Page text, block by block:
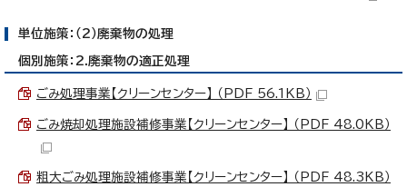
単位施策：（2）廃棄物の処理
個別施策：2.廃棄物の適正処理
ごみ処理事業【クリーンセンター】 （PDF 56.1KB）
ごみ焼却処理施設補修事業【クリーンセンター】 （PDF 48.0KB）
粗大ごみ処理施設補修事業【クリーンセンター】 （PDF 48.3KB）